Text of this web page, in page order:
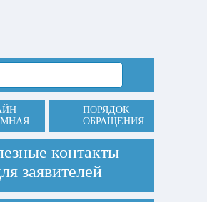
ПОРЯДОК
ОБРАЩЕНИЯ
контакты
заявителей